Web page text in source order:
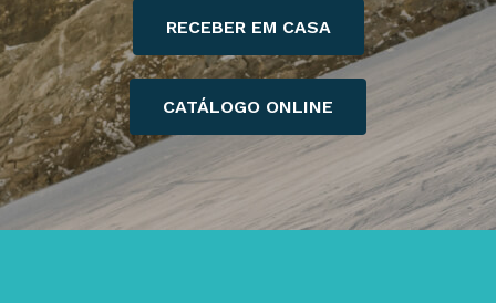
RECEBER EM CASA
CATÁLOGO ONLINE